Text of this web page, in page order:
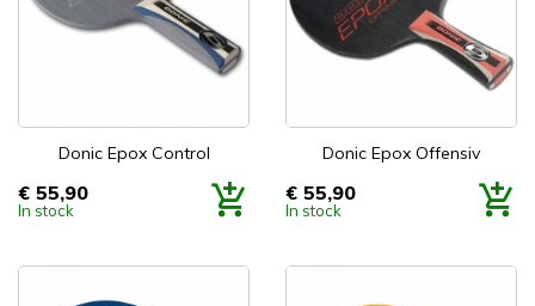
Donic Epox Control
Prijs
€ 55,90
In stock
Donic Epox Offensiv
Prijs
€ 55,90
In stock